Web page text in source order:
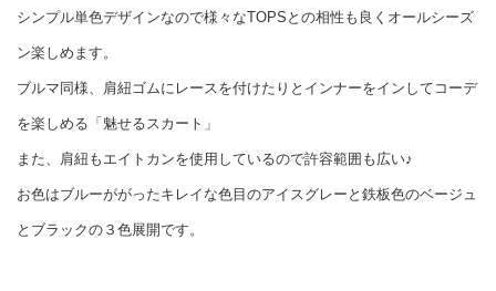
シンプル単色デザインなので様々なTOPSとの相性も良くオールシーズ
ン楽しめます。
ブルマ同様、肩紐ゴムにレースを付けたりとインナーをインしてコーデ
を楽しめる「魅せるスカート」
また、肩紐もエイトカンを使用しているので許容範囲も広い♪
お色はブルーががったキレイな色目のアイスグレーと鉄板色のベージュ
とブラックの３色展開です。